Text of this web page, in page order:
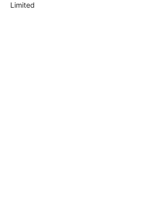
Limited